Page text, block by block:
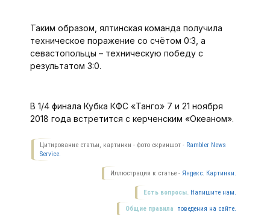
Таким образом, ялтинская команда получила
техническое поражение со счётом 0:3, а
севастопольцы – техническую победу с
результатом 3:0.
В 1/4 финала Кубка КФС «Танго» 7 и 21 ноября
2018 года встретится с керченским «Океаном».
Цитирование статьи, картинки - фото скриншот - Rambler News
Service.
Иллюстрация к статье - Яндекс. Картинки.
Есть вопросы. Напишите нам.
Общие правила поведения на сайте.